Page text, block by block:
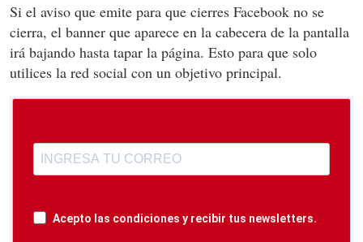
Si el aviso que emite para que cierres Facebook no se
cierra, el banner que aparece en la cabecera de la pantalla
irá bajando hasta tapar la página. Esto para que solo
utilices la red social con un objetivo principal.
Acepto las condiciones y recibir tus newsletters.